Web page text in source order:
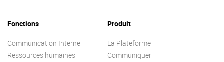
Fonctions
Communication Interne
Ressources humaines
Produit
La Plateforme
Communiquer